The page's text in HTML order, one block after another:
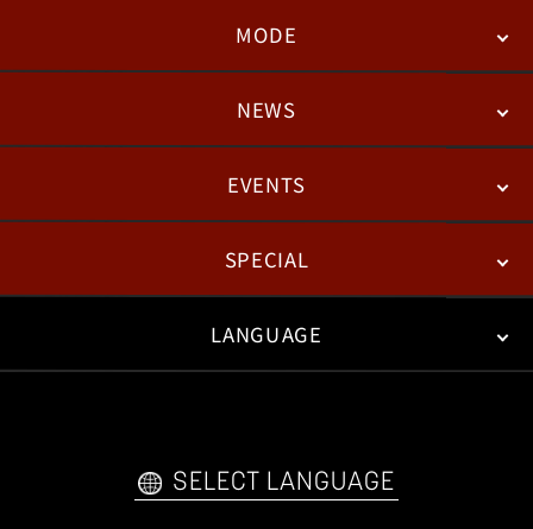
MODE
BATTLENEWS
패치노트
EVENTS
ESPORTS
SPECIAL
WEB COMICS
LANGUAGE
SELECT LANGUAGE